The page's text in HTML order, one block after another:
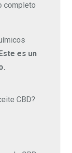
completo
Este es un
CBD?